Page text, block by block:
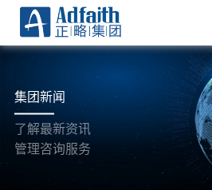
集团新闻
了解最新资讯
管理咨询服务